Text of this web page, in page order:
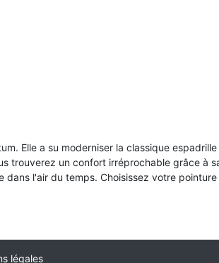
Elle a su moderniser la classique
trouverez un confort irréprochable grâce à
l'air du temps. Choisissez votre pointure
légales